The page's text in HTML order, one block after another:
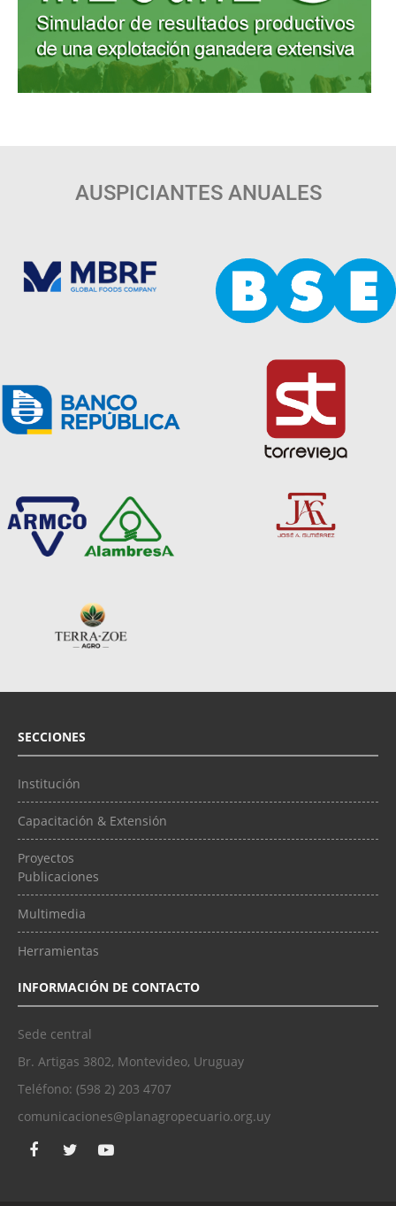
AUSPICIANTES ANUALES
SECCIONES
Institución
Capacitación & Extensión
Proyectos
Publicaciones
Multimedia
Herramientas
INFORMACIÓN DE CONTACTO
Sede central
Br. Artigas 3802, Montevideo, Uruguay
Teléfono: (598 2) 203 4707
comunicaciones@planagropecuario.org.uy